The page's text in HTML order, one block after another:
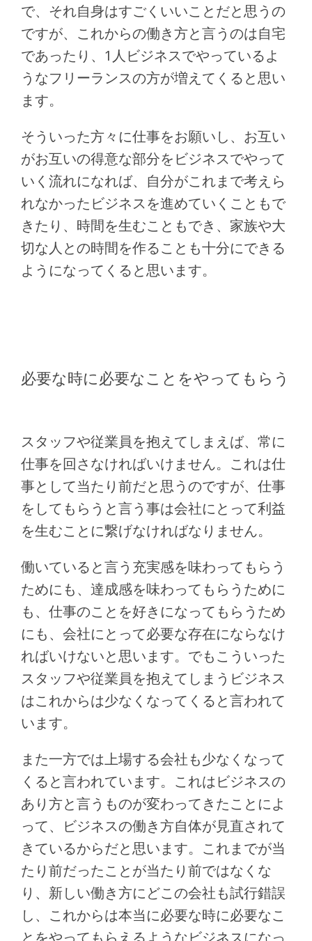
で、それ自身はすごくいいことだと思うの
ですが、これからの働き方と言うのは自宅
であったり、1人ビジネスでやっているよ
うなフリーランスの方が増えてくると思い
ます。
そういった方々に仕事をお願いし、お互い
がお互いの得意な部分をビジネスでやって
いく流れになれば、自分がこれまで考えら
れなかったビジネスを進めていくこともで
きたり、時間を生むこともでき、家族や大
切な人との時間を作ることも十分にできる
ようになってくると思います。
必要な時に必要なことをやってもらう
スタッフや従業員を抱えてしまえば、常に
仕事を回さなければいけません。これは仕
事として当たり前だと思うのですが、仕事
をしてもらうと言う事は会社にとって利益
を生むことに繋げなければなりません。
働いていると言う充実感を味わってもらう
ためにも、達成感を味わってもらうために
も、仕事のことを好きになってもらうため
にも、会社にとって必要な存在にならなけ
ればいけないと思います。でもこういった
スタッフや従業員を抱えてしまうビジネス
はこれからは少なくなってくると言われて
います。
また一方では上場する会社も少なくなって
くると言われています。これはビジネスの
あり方と言うものが変わってきたことによ
って、ビジネスの働き方自体が見直されて
きているからだと思います。これまでが当
たり前だったことが当たり前ではなくな
り、新しい働き方にどこの会社も試行錯誤
し、これからは本当に必要な時に必要なこ
とをやってもらえるようなビジネスになっ